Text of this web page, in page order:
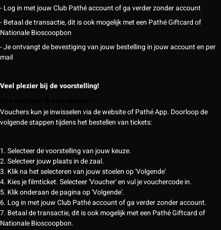
- Log in met jouw Club Pathé account of ga verder zonder account
- Betaal de transactie, dit is ook mogelijk met een Pathé Giftcard of
Nationale Bioscoopbon
- Je ontvangt de bevestiging van jouw bestelling in jouw account en per
mail
Veel plezier bij de voorstelling!
Vouchers kun je inwisselen via de website of Pathé App. Doorloop de
volgende stappen tijdens het bestellen van tickets:
1. Selecteer de voorstelling van jouw keuze.
2. Selecteer jouw plaats in de zaal.
3. Klik na het selecteren van jouw stoelen op 'Volgende'
4. Kies je filmticket. Selecteer 'Voucher' en vul je vouchercode in.
5. Klik onderaan de pagina op 'Volgende'.
6. Log in met jouw Club Pathé account of ga verder zonder account.
7. Betaal de transactie, dit is ook mogelijk met een Pathé Giftcard of
Nationale Bioscoopbon.